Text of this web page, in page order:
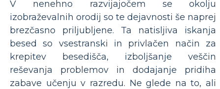
V nenehno razvijajočem se okolju
izobraževalnih orodij so te dejavnosti še naprej
brezčasno priljubljene. Ta natisljiva iskanja
besed so vsestranski in privlačen način za
krepitev besedišča, izboljšanje veščin
reševanja problemov in dodajanje pridiha
zabave učenju v razredu. Ne glede na to, ali